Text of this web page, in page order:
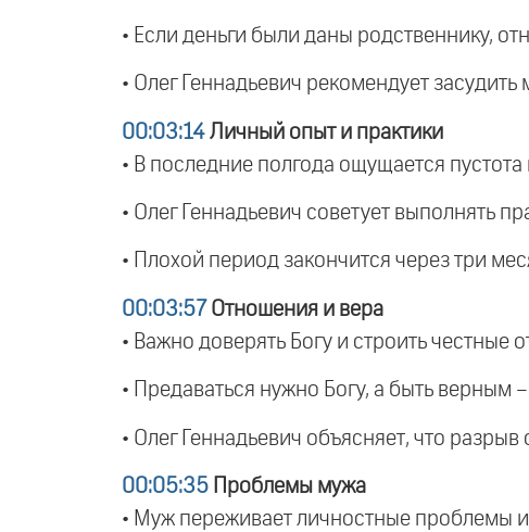
• Если деньги были даны родственнику,
• Олег Геннадьевич рекомендует
00:03:14 Личный опыт и практики
• В последние полгода ощущается пустота
• Олег Геннадьевич советует выполнять
• Плохой период закончится через три
00:03:57 Отношения и вера
• Важно доверять Богу и строить честные
• Предаваться нужно Богу, а быть верным –
• Олег Геннадьевич объясняет, что
00:05:35 Проблемы мужа
• Муж переживает личностные проблемы